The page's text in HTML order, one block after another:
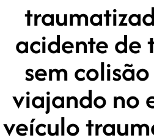
acidente de
sem
viajando no
veículo